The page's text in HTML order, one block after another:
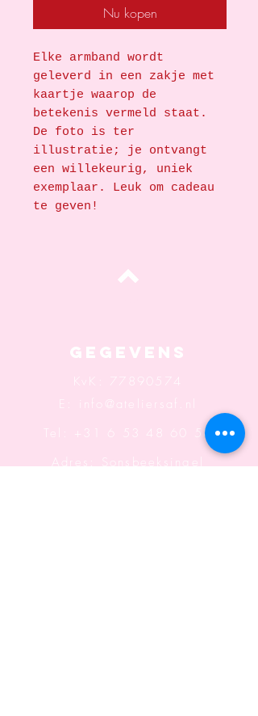
Nu kopen
Elke armband wordt
geleverd in een zakje met
kaartje waarop de
betekenis vermeld staat.
De foto is ter
illustratie; je ontvangt
een willekeurig, uniek
exemplaar. Leuk om cadeau
te geven!
Gegevens
KvK:
77890574
info@ateliersaf.nl
Tel: +31 6 53 48 60 58
Adres: Sonsbeeksingel